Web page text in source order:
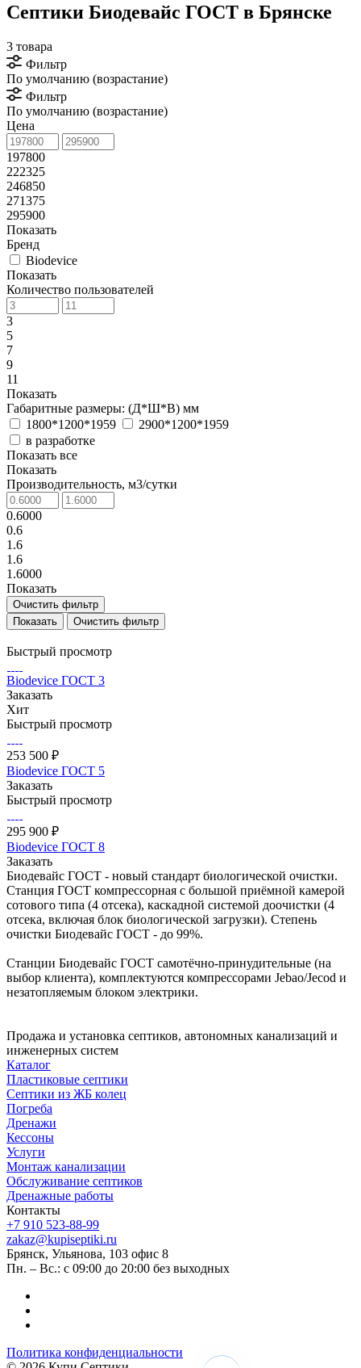
Септики Биодевайс ГОСТ в Брянске
3 товара
Фильтр
По умолчанию (возрастание)
Фильтр
По умолчанию (возрастание)
Цена
197800
222325
246850
271375
295900
Показать
Бренд
Biodevice
Показать
Количество пользователей
3
5
7
9
11
Показать
Габаритные размеры: (Д*Ш*В) мм
1800*1200*1959
2900*1200*1959
в разработке
Показать все
Показать
Производительность, м3/сутки
0.6000
0.6
1.6
1.6
1.6000
Показать
Очистить фильтр
Очистить фильтр
Быстрый просмотр
Biodevice ГОСТ 3
Заказать
Хит
Быстрый просмотр
253 500 ₽
Biodevice ГОСТ 5
Заказать
Быстрый просмотр
295 900 ₽
Biodevice ГОСТ 8
Заказать
Биодевайс ГОСТ - новый стандарт биологической очистки.
Станция ГОСТ компрессорная с большой приёмной камерой
сотового типа (4 отсека), каскадной системой доочистки (4
отсека, включая блок биологической загрузки). Степень
очистки Биодевайс ГОСТ - до 99%.
Станции Биодевайс ГОСТ самотёчно-принудительные (на
выбор клиента), комплектуются компрессорами Jebao/Jecod и
незатопляемым блоком электрики.
Продажа и установка септиков, автономных канализаций и
инженерных систем
Каталог
Пластиковые септики
Септики из ЖБ колец
Погреба
Дренажи
Кессоны
Услуги
Монтаж канализации
Обслуживание септиков
Дренажные работы
Контакты
+7 910 523-88-99
zakaz@kupiseptiki.ru
Брянск, Ульянова, 103 офис 8
Пн. – Вс.: с 09:00 до 20:00 без выходных
Политика конфиденциальности